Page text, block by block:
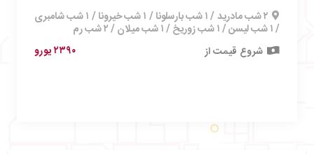
۲ شب مادرید / ۱ شب بارسلونا / ۱ شب خیرونا / ۱ شب شامبری
/ ۱ شب لیسن / ۱ شب زوریخ / ۱ شب میلان / ۲ شب رم
شروع قیمت از
۲۳۹۰ یورو